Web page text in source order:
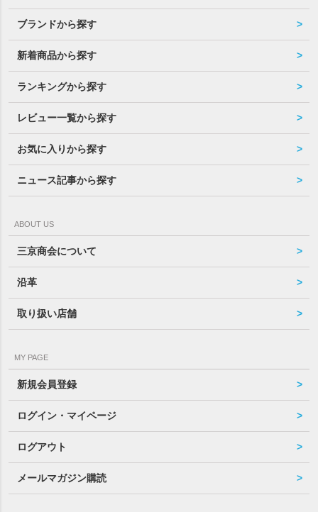
ブランドから探す
新着商品から探す
ランキングから探す
レビュー一覧から探す
お気に入りから探す
ニュース記事から探す
ABOUT US
三京商会について
沿革
取り扱い店舗
MY PAGE
新規会員登録
ログイン・マイページ
ログアウト
メールマガジン購読